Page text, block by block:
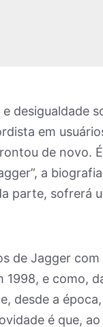
desigualdade
em
de novo.
a
parte, sofrerá
de Jagger
1998, e como,
desde a
é que,